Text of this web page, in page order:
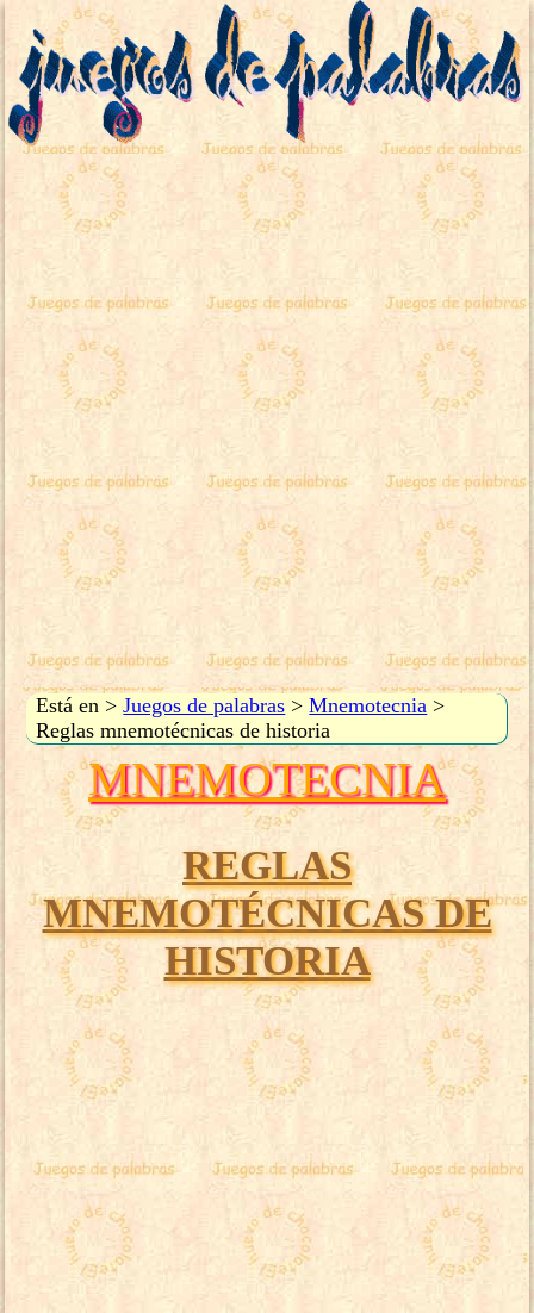
Está en >Juegos de palabras >Mnemotecnia >
Reglas mnemotécnicas de historia
MNEMOTECNIA
REGLAS
MNEMOTÉCNICAS DE
HISTORIA